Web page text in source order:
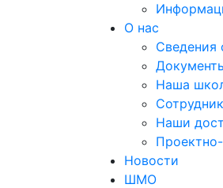
О нас
Сведения
Наша
Наши
Новости
ШМО